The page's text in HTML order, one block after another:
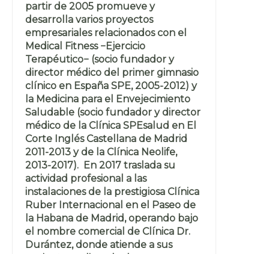
partir de 2005 promueve y
desarrolla varios proyectos
empresariales relacionados con el
Medical Fitness −Ejercicio
Terapéutico− (socio fundador y
director médico del primer gimnasio
clínico en España SPE, 2005-2012) y
la Medicina para el Envejecimiento
Saludable (socio fundador y director
médico de la Clínica SPEsalud en El
Corte Inglés Castellana de Madrid
2011-2013 y de la Clínica Neolife,
2013-2017). En 2017 traslada su
actividad profesional a las
instalaciones de la prestigiosa Clínica
Ruber Internacional en el Paseo de
la Habana de Madrid, operando bajo
el nombre comercial de Clínica Dr.
Durántez, donde atiende a sus